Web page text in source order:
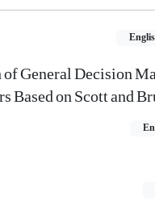
General Decision
Based on Scott and